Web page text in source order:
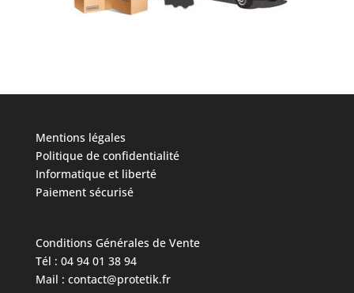
Mentions légales
Politique de confidentialité
Informatique et liberté
Paiement sécurisé
Conditions Générales de Vente
Tél : 04 94 01 38 94
Mail : contact@protetik.fr